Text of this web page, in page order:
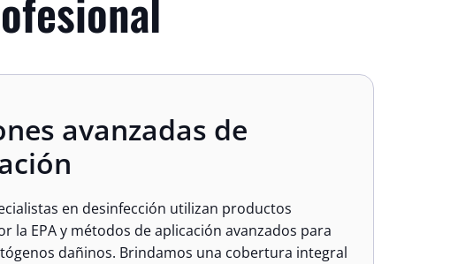
avanzadas de
en desinfección utilizan productos
la EPA y métodos de aplicación avanzados para
dañinos. Brindamos una cobertura integral